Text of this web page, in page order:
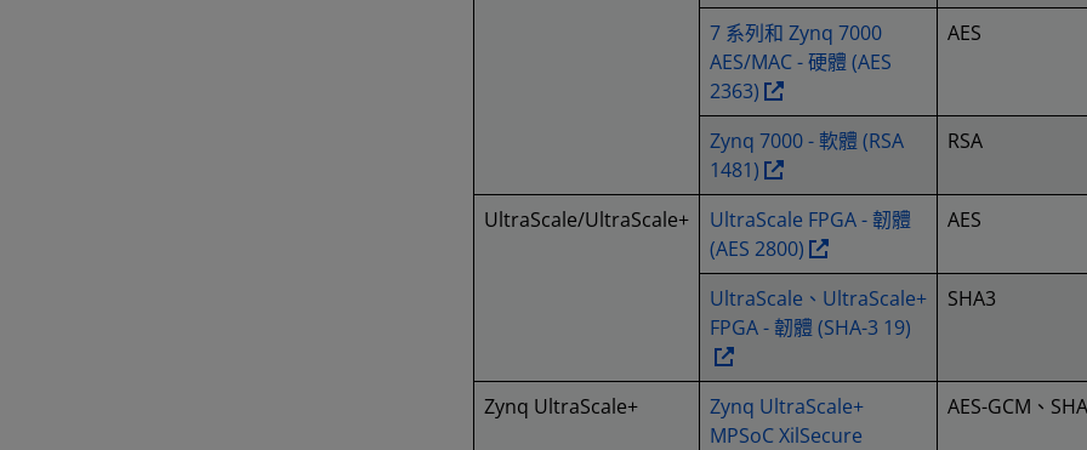
7 系列和 Zynq 7000
AES/MAC - 硬體 (AES
2363)
AES
Zynq 7000 - 軟體 (RSA
1481)
RSA
UltraScale/UltraScale+
UltraScale FPGA - 韌體
(AES 2800)
AES
UltraScale、UltraScale+
FPGA - 韌體 (SHA-3 19)
SHA3
Zynq UltraScale+
Zynq UltraScale+
MPSoC XilSecure
AES-GCM、